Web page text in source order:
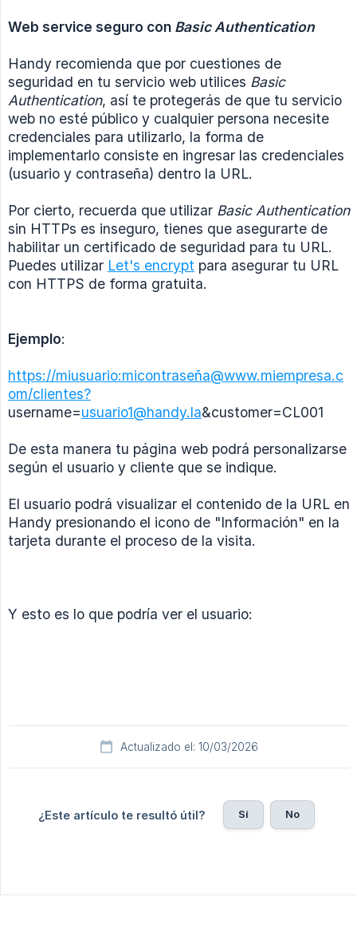
Web service seguro con Basic Authentication
Handy recomienda que por cuestiones de
seguridad en tu servicio web utilices Basic
Authentication, así te protegerás de que tu servicio
web no esté público y cualquier persona necesite
credenciales para utilizarlo, la forma de
implementarlo consiste en ingresar las credenciales
(usuario y contraseña) dentro la URL.
Por cierto, recuerda que utilizar Basic Authentication
sin HTTPs es inseguro, tienes que asegurarte de
habilitar un certificado de seguridad para tu URL.
Puedes utilizar Let's encrypt para asegurar tu URL
con HTTPS de forma gratuita.
Ejemplo:
https://miusuario:micontraseña@www.miempresa.c
om/clientes?
username=usuario1@handy.la&customer=CL001
De esta manera tu página web podrá personalizarse
según el usuario y cliente que se indique.
El usuario podrá visualizar el contenido de la URL en
Handy presionando el icono de "Información" en la
tarjeta durante el proceso de la visita.
Y esto es lo que podría ver el usuario:
Actualizado el: 10/03/2026
¿Este artículo te resultó útil? Sí No